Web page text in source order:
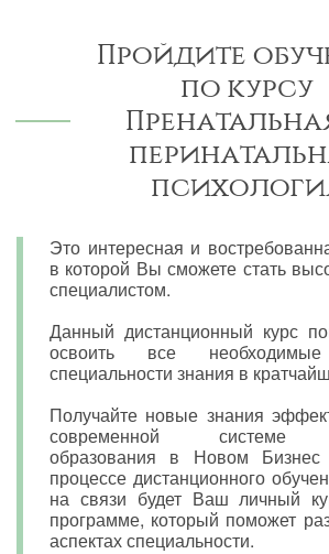
Пройдите
по курсу
Это интересная и
в которой Вы сможете стать
специалистом.
Данный дистанционный курс
освоить все
специальности знания в
Получайте новые знания
современной системе
образования в Новом Бизнес
процессе дистанционного
на связи будет Ваш личный
программе, который поможет
аспектах специальности.